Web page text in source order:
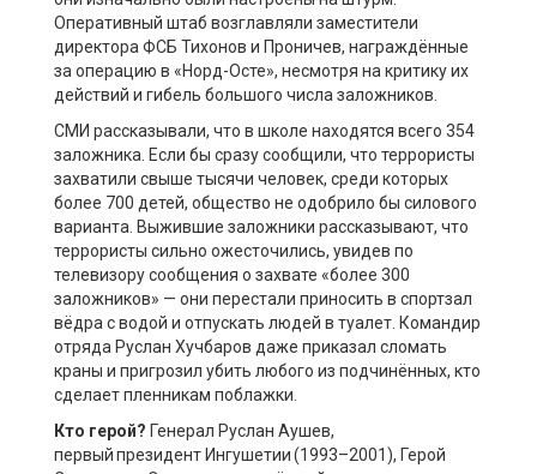
Оперативный штаб возглавляли заместители
директора ФСБ Тихонов и Проничев, награждённые
за операцию в «Норд-Осте», несмотря на критику их
действий и гибель большого числа заложников.
СМИ рассказывали, что в школе находятся всего 354
заложника. Если бы сразу сообщили, что террористы
захватили свыше тысячи человек, среди которых
более 700 детей, общество не одобрило бы силового
варианта. Выжившие заложники рассказывают, что
террористы сильно ожесточились, увидев по
телевизору сообщения о захвате «более 300
заложников» — они перестали приносить в спортзал
вёдра с водой и отпускать людей в туалет. Командир
отряда Руслан Хучбаров даже приказал сломать
краны и пригрозил убить любого из подчинённых, кто
сделает пленникам поблажки.
Кто герой? Генерал Руслан Аушев,
первый президент Ингушетии (1993–2001), Герой